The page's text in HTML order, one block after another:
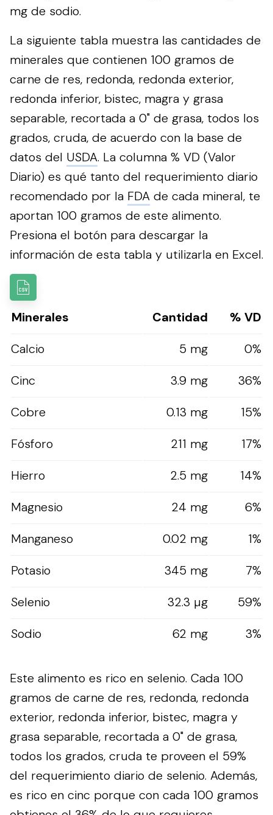
mg de sodio.
La siguiente tabla muestra las cantidades de
minerales que contienen 100 gramos de
carne de res, redonda, redonda exterior,
redonda inferior, bistec, magra y grasa
separable, recortada a 0" de grasa, todos los
grados, cruda, de acuerdo con la base de
datos del USDA. La columna % VD (Valor
Diario) es qué tanto del requerimiento diario
recomendado por la FDA de cada mineral, te
aportan 100 gramos de este alimento.
Presiona el botón para descargar la
información de esta tabla y utilizarla en Excel.
Minerales Cantidad
% VD
Calcio
5 mg
0%
Cinc
3.9 mg
36%
Cobre
0.13 mg
15%
Fósforo
211 mg
17%
Hierro
2.5 mg
14%
Magnesio
24 mg
6%
Manganeso
0.02 mg
1%
Potasio
345 mg
7%
Selenio
32.3 µg
59%
Sodio
62 mg 3%
Este alimento es rico en selenio. Cada 100
gramos de carne de res, redonda, redonda
exterior, redonda inferior, bistec, magra y
grasa separable, recortada a 0" de grasa,
todos los grados, cruda te proveen el 59%
del requerimiento diario de selenio. Además,
es rico en cinc porque con cada 100 gramos